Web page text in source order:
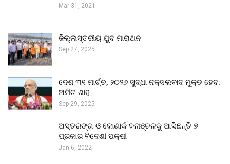
Mar 31, 2021
ଜିଲ୍ଲାସ୍ତରୀୟ ଯୁବ ମାରାଥନ
Sep 27, 2025
ଦେଶ ୩୧ ମାର୍ଚ୍ଚ, ୨୦୨୬ ସୁଦ୍ଧା ନକ୍ସଲବାଦ ମୁକ୍ତ ହେବ:
ଅମିତ ଶାହ
Sep 29, 2025
ଅସ୍ତରଙ୍ଗ ଓ କୋଣାର୍କ ବନାଞ୍ଚଳକୁ ଆସିଛନ୍ତି ୭
ପ୍ରକାର ବିଦେଶୀ ପକ୍ଷୀ
Jan 6, 2022